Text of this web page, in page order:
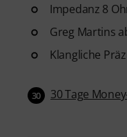
Impedanz 8
Greg Martins
Klangliche
30 30 Tage